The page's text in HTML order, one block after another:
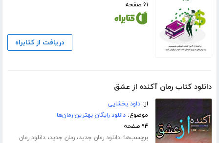
۶۱ صفحه
دریافت از کتابراه
دانلود کتاب رمان آکنده از عشق
از:داود بخشایی
موضوع:دانلود رایگان بهترین رمان‌ها
۹۴ صفحه
برچسب‌ها:دانلود رمان جدید،رمان جدید،دانلود رمان